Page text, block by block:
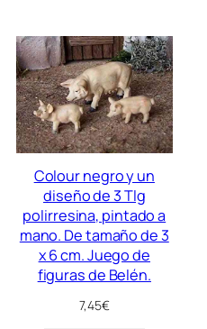
Colour negro y un
diseño de 3 Tlg
polirresina, pintado a
mano. De tamaño de 3
x 6 cm. Juego de
figuras de Belén.
7,45€